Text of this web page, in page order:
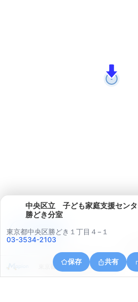
中央区立 子ども家庭支援セン
勝どき分室
東京都中央区勝どき１丁目４−１
03-3534-2103
保存 共有
東京都江東区越中島１丁目３
アプリで見る